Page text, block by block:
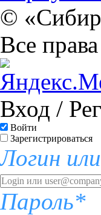
©
Все
Вход /
Войти
Зарегистрироваться
Логин
Пароль*